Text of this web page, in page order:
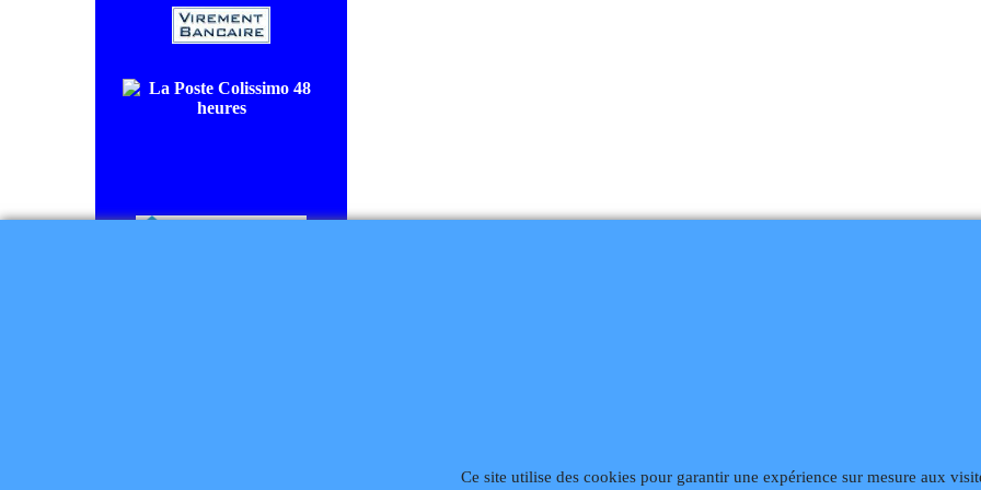
02 99 868 868 Fax 02 99 868 869 Contact mail Site hébergé par Infomaniak
Ce site utilise des cookies pour garantir une expérience sur mesure aux